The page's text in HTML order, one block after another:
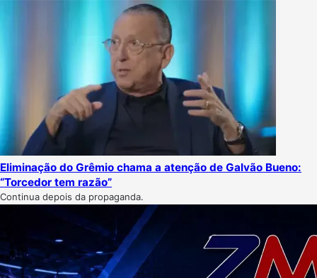
Eliminação do Grêmio chama a atenção de Galvão Bueno:
“Torcedor tem razão”
Continua depois da propaganda.